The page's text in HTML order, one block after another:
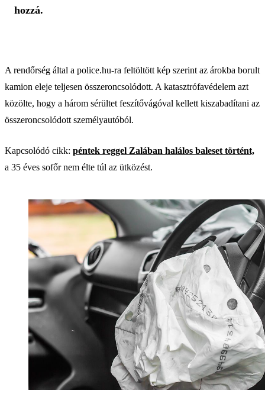
hozzá.
A rendőrség által a police.hu-ra feltöltött kép szerint az árokba borult
kamion eleje teljesen összeroncsolódott. A katasztrófavédelem azt
közölte, hogy a három sérültet feszítővágóval kellett kiszabadítani az
összeroncsolódott személyautóból.
Kapcsolódó cikk: péntek reggel Zalában halálos baleset történt,
a 35 éves sofőr nem élte túl az ütközést.